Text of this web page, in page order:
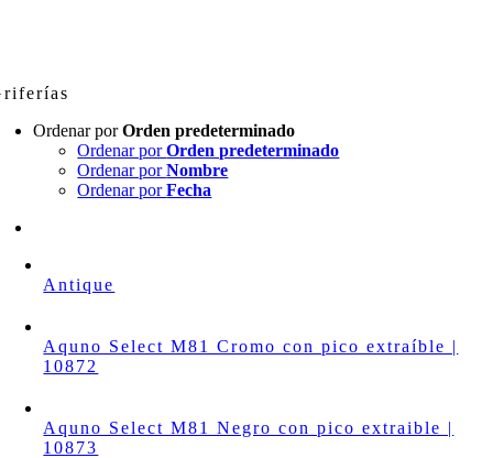
Ordenar porOrden predeterminado
Ordenar porOrden predeterminado
Ordenar porNombre
Ordenar porFecha
Antique
Aquno Select M81 Cromo con pico extraíble |
10872
Aquno Select M81 Negro con pico extraible |
10873